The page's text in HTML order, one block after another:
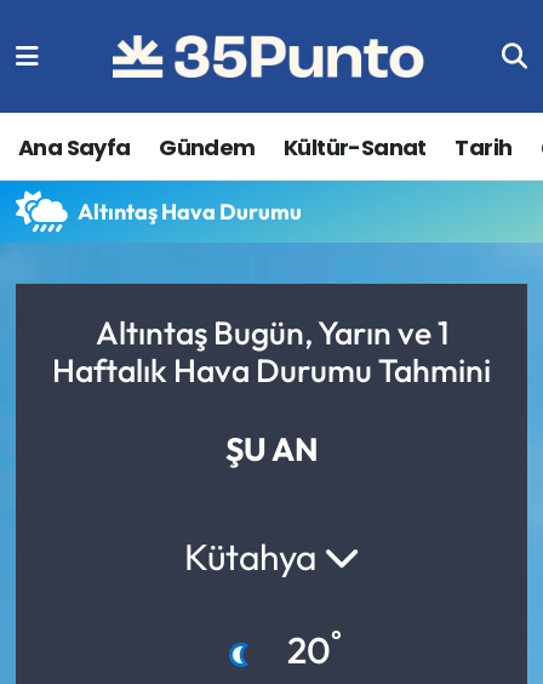
Ana Sayfa Gündem Kültür-Sanat Tarih
Altıntaş Hava Durumu
Altıntaş Bugün, Yarın ve 1
Haftalık Hava Durumu Tahmini
ŞU AN
Kütahya
20°